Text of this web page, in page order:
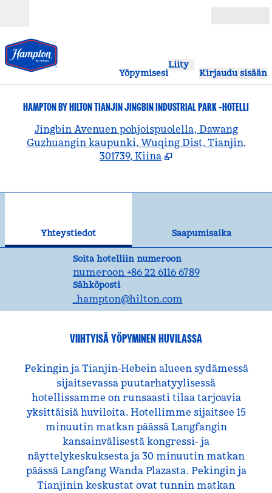
Yöpymisesi
Liity
Kirjaudu sisään
HAMPTON BY HILTON TIANJIN JINGBIN INDUSTRIAL PARK -HOTELLI
Jingbin Avenuen pohjoispuolella, Dawang
Guzhuangin kaupunki, Wuqing Dist, Tianjin,
301739, Kiina
Yhteystiedot
Saapumisaika
Soita hotelliin numeroon
Soita
numeroon +86 22 6116 6789
Sähköposti
SähköpostiTSNAN
_hampton@hilton.com
VIIHTYISÄ YÖPYMINEN HUVILASSA
Pekingin ja Tianjin-Hebein alueen sydämessä
sijaitsevassa puutarhatyylisessä
hotellissamme on runsaasti tilaa tarjoavia
yksittäisiä huviloita. Hotellimme sijaitsee 15
minuutin matkan päässä Langfangin
kansainvälisestä kongressi- ja
näyttelykeskuksesta ja 30 minuutin matkan
päässä Langfang Wanda Plazasta. Pekingin ja
Tianjinin keskustat ovat tunnin matkan